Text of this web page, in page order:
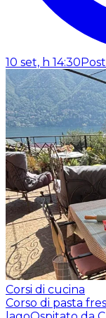
10 set, h 14:30
Corsi di cucina
Corso di pasta